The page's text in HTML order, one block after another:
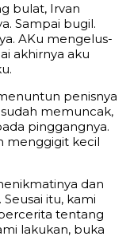
bulat, Irvan
Sampai bugil.
AKu mengelus-
akhirnya aku
penisnya
memuncak,
pinggangnya.
menggigit kecil
dan
itu, kami
tentang
lakukan, buka